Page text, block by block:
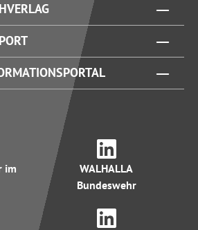
im
WALHALLA
Bundeswehr